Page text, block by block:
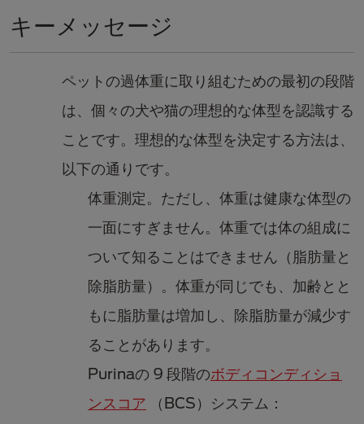
キーメッセージ
ペットの過体重に取り組むための最初の段階
は、個々の犬や猫の理想的な体型を認識する
ことです。理想的な体型を決定する方法は、
以下の通りです。
体重測定。ただし、体重は健康な体型の
一面にすぎません。体重では体の組成に
ついて知ることはできません（脂肪量と
除脂肪量）。体重が同じでも、加齢とと
もに脂肪量は増加し、除脂肪量が減少す
ることがあります。
Purinaの 9 段階のボディコンディショ
ンスコア （BCS）システム：